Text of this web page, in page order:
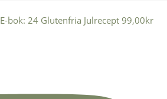
E-bok: 24 Glutenfria Julrecept 99,00kr